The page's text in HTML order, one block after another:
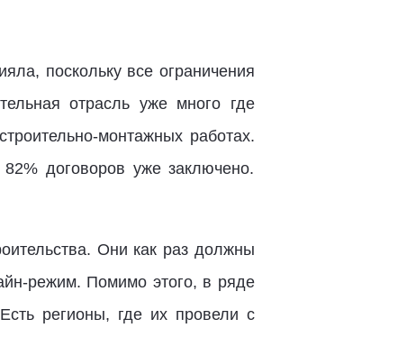
поскольку все ограничения
отрасль уже много где
монтажных работах.
договоров уже заключено.
Они как раз должны
режим. Помимо этого, в ряде
регионы, где их провели с